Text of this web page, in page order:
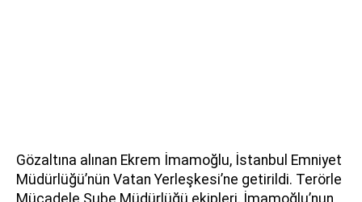
Gözaltına alınan Ekrem İmamoğlu, İstanbul Emniyet
Müdürlüğü’nün Vatan Yerleşkesi’ne getirildi. Terörle
Mücadele Şube Müdürlüğü ekipleri, İmamoğlu’nun